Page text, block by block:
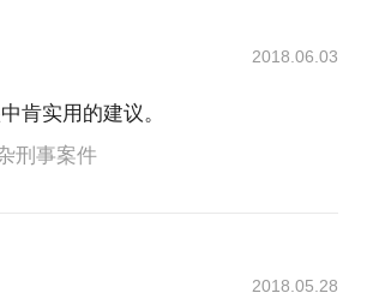
2018.06.03
肯实用的建议。
刑事案件
2018.05.28